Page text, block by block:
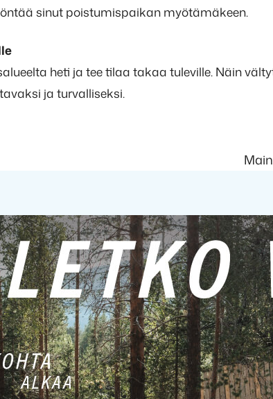
sinut poistumispaikan myötämäkeen.
heti ja tee tilaa takaa tuleville. Näin
ja turvalliseksi.